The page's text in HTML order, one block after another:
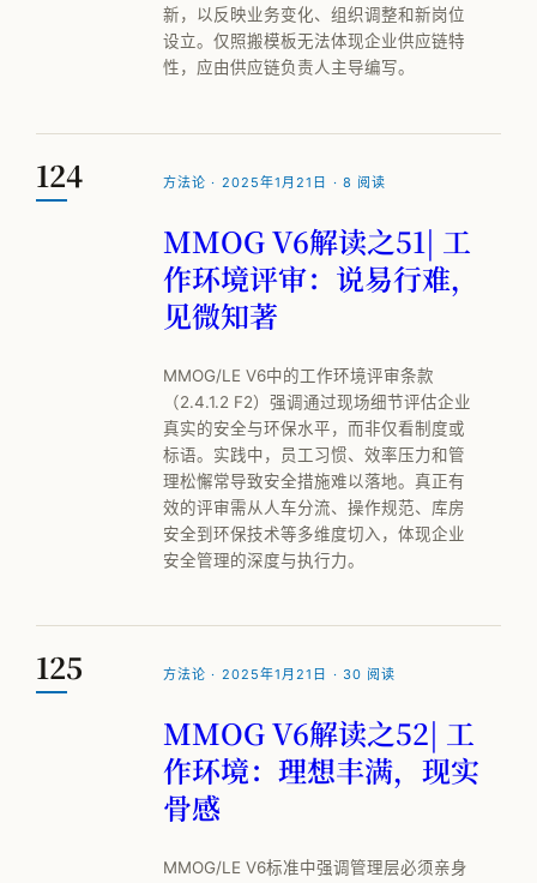
新，以反映业务变化、组织调整和新岗位
设立。仅照搬模板无法体现企业供应链特
性，应由供应链负责人主导编写。
124 方法论 · 2025年1月21日 · 8 阅读
MMOG V6解读之51| 工
作环境评审：说易行难，
见微知著
MMOG/LE V6中的工作环境评审条款
（2.4.1.2 F2）强调通过现场细节评估企业
真实的安全与环保水平，而非仅看制度或
标语。实践中，员工习惯、效率压力和管
理松懈常导致安全措施难以落地。真正有
效的评审需从人车分流、操作规范、库房
安全到环保技术等多维度切入，体现企业
安全管理的深度与执行力。
125 方法论 · 2025年1月21日 · 30 阅读
MMOG V6解读之52| 工
作环境：理想丰满，现实
骨感
MMOG/LE V6标准中强调管理层必须亲身